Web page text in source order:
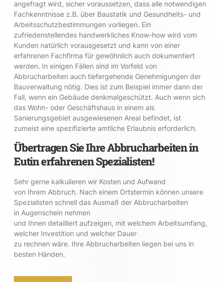
angefragt wird, sicher voraussetzen, dass alle notwendigen
Fachkenntnisse z.B. über Baustatik und Gesundheits- und
Arbeitsschutzbestimmungen vorliegen. Ein
zufriedenstellendes handwerkliches Know-how wird vom
Kunden natürlich vorausgesetzt und kann von einer
erfahrenen Fachfirma für gewöhnlich auch dokumentiert
werden. In einigen Fällen sind im Vorfeld von
Abbrucharbeiten auch tiefergehende Genehmigungen der
Bauverwaltung nötig. Dies ist zum Beispiel immer dann der
Fall, wenn ein Gebäude denkmalgeschützt. Auch wenn sich
das Wohn- oder Geschäftshaus in einem als
Sanierungsgebiet ausgewiesenen Areal befindet, ist
zumeist eine spezifizierte amtliche Erlaubnis erforderlich.
Übertragen Sie Ihre Abbrucharbeiten in
Eutin erfahrenen Spezialisten!
Sehr gerne kalkulieren wir Kosten und Aufwand
von Ihrem Abbruch. Nach einem Ortstermin können unsere
Spezialisten schnell das Ausmaß der Abbrucharbeiten
in Augenschein nehmen
und Ihnen detailliert aufzeigen, mit welchem Arbeitsumfang,
welcher Investition und welcher Dauer
zu rechnen wäre. Ihre Abbrucharbeiten liegen bei uns in
besten Händen.